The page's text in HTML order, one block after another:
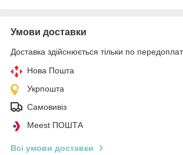
Умови доставки
Доставка здійснюється тільки по
Нова Пошта
Укрпошта
Самовивіз
Meest ПОШТА
Всі умови доставки